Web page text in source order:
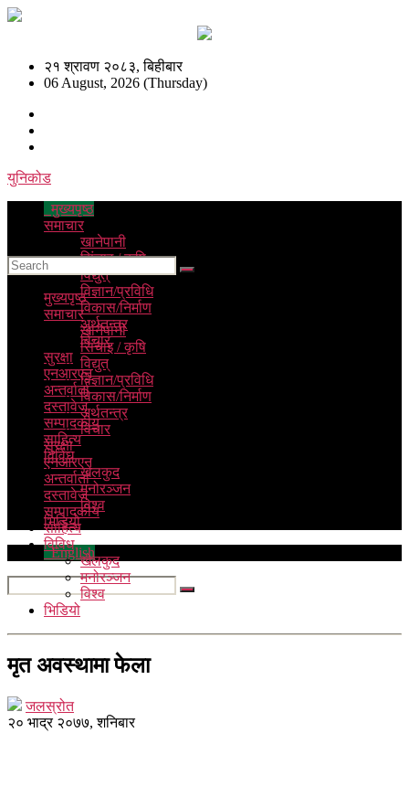
२१ श्रावण २०८३, बिहीबार
06 August, 2026 (Thursday)
युनिकोड
मुख्यपृष्ठ
समाचार
खानेपानी
सिंचाइ / कृषि
विद्युत्
विज्ञान/प्रविधि
विकास/निर्माण
अर्थतन्त्र
विचार
सुरक्षा
एनआरएन
अन्तर्वार्ता
दस्तावेज
सम्पादकीय
साहित्य
विविध
खेलकुद
मनोरञ्जन
विश्व
भिडियो
English
मुख्यपृष्ठ
समाचार
खानेपानी
सिंचाइ / कृषि
विद्युत्
विज्ञान/प्रविधि
विकास/निर्माण
अर्थतन्त्र
विचार
सुरक्षा
एनआरएन
अन्तर्वार्ता
दस्तावेज
सम्पादकीय
साहित्य
विविध
खेलकुद
मनोरञ्जन
विश्व
भिडियो
मृत अवस्थामा फेला
जलस्रोत
२० भाद्र २०७७, शनिबार